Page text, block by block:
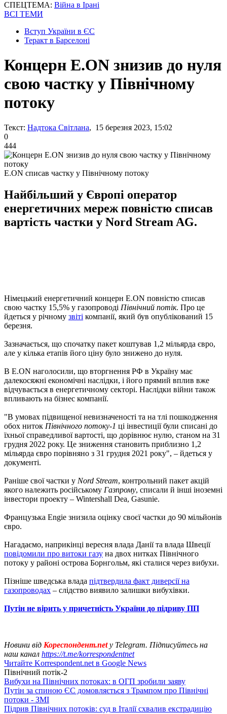
СПЕЦТЕМА: Війна в Ірані
ВСІ ТЕМИ
Вступ України в ЄС
Теракт в Барселоні
Концерн E.ON знизив до нуля
свою частку у Північному
потоку
Текст: Надтока Світлана, 15 березня 2023, 15:02
0
444
E.ON списав частку у Північному потоку
Найбільший у Європі оператор
енергетичних мереж повністю списав
вартість частки у Nord Stream AG.
Німецький енергетичний концерн E.ON повністю списав
свою частку 15,5% у газопроводі Північний потік. Про це
йдеться у річному звіті компанії, який був опублікований 15
березня.
Зазначається, що спочатку пакет коштував 1,2 мільярда євро,
але у кілька етапів його ціну було знижено до нуля.
В E.ON наголосили, що вторгнення РФ в Україну має
далекосяжні економічні наслідки, і його прямий вплив вже
відчувається в енергетичному секторі. Наслідки війни також
впливають на бізнес компанії.
"В умовах підвищеної невизначеності та на тлі пошкодження
обох ниток Північного потоку-1 ці інвестиції були списані до
їхньої справедливої вартості, що дорівнює нулю, станом на 31
грудня 2022 року. Це зниження становить приблизно 1,2
мільярда євро порівняно з 31 грудня 2021 року", – йдеться у
документі.
Раніше свої частки у Nord Stream, контрольний пакет акцій
якого належить російському Газпрому, списали й інші іноземні
інвестори проекту – Wintershall Dea, Gasunie.
Французька Engie знизила оцінку своєї частки до 90 мільйонів
євро.
Нагадаємо, наприкінці вересня влада Данії та влада Швеції
повідомили про витоки газу на двох нитках Північного
потоку у районі острова Борнгольм, які сталися через вибухи.
Пізніше шведська влада підтвердила факт диверсії на
газопроводах – слідство виявило залишки вибухівки.
Путін не вірить у причетність України до підриву ПП
Новини від Кореспондент.netу Telegram. Підписуйтесь на
наш канал https://t.me/korrespondentnet
Читайте Korrespondent.net в Google News
Північний потік-2
Вибухи на Північних потоках: в ОГП зробили заяву
Путін за спиною ЄС домовляється з Трампом про Північні
потоки - ЗМІ
Підрив Північних потоків: суд в Італії схвалив екстрадицію